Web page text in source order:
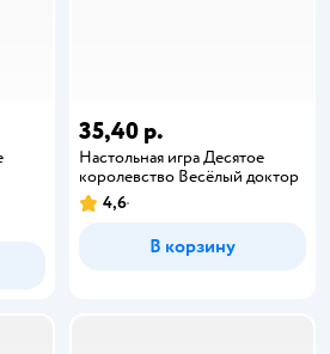
35,40 р.
Настольная игра Десятое
королевство Весёлый доктор
4,6
В корзину